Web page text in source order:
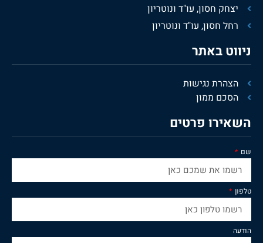
יצחק חסון, עו"ד ונוטריון
רחל חסון, עו"ד ונוטריון
ניווט באתר
הצהרת נגישות
הסכם ממון
השאירו פרטים
טלפון
הודעה